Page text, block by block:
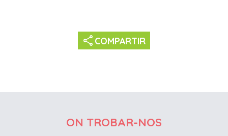
share COMPARTIR
ON TROBAR-NOS